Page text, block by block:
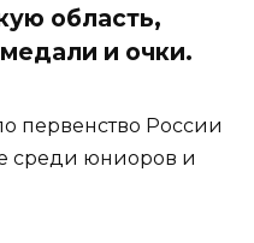
область,
и очки.
первенство России
среди юниоров и